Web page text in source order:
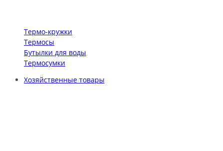
Термо-кружки
Термосы
Бутылки для воды
Термосумки
Хозяйственные товары